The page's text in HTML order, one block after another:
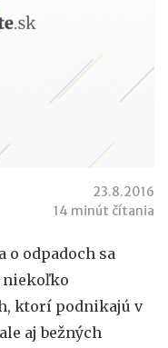
23.8.2016
14 minút čítania
o odpadoch sa
niekoľko
ktorí podnikajú v
aj bežných